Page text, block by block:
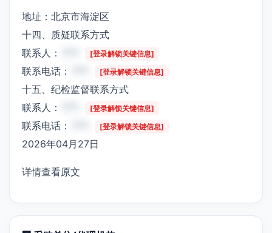
地址：北京市海淀区
十四、质疑联系方式
联系人：
[登录解锁关键信息]
联系电话： [登录解锁关键信息]
十五、纪检监督联系方式
联系人：
[登录解锁关键信息]
联系电话： [登录解锁关键信息]
2026年04月27日
详情查看原文